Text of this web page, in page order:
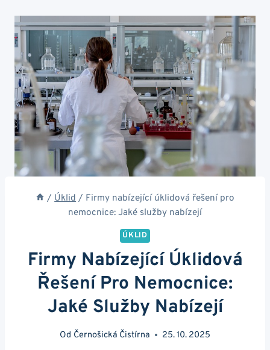
/ Úklid / Firmy nabízející úklidová řešení pro
nemocnice: Jaké služby nabízejí
ÚKLID
Firmy Nabízející Úklidová
Řešení Pro Nemocnice:
Jaké Služby Nabízejí
Od Černošická Čistírna 25. 10. 2025